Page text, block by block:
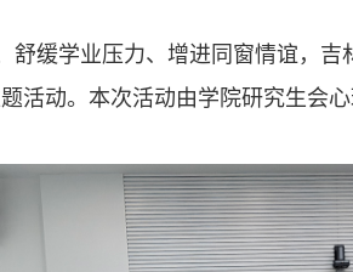
舒缓学业压力、增进同窗情谊，
活动。本次活动由学院研究生会